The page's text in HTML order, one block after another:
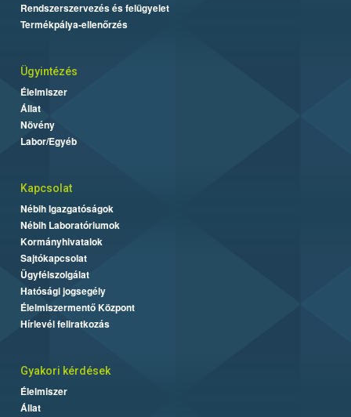
Rendszerszervezés és felügyelet
Termékpálya-ellenőrzés
Ügyintézés
Élelmiszer
Állat
Növény
Labor/Egyéb
Kapcsolat
Nébih Igazgatóságok
Nébih Laboratóriumok
Kormányhivatalok
Sajtókapcsolat
Ügyfélszolgálat
Hatósági jogsegély
Élelmiszermentő Központ
Hírlevél feliratkozás
Gyakori kérdések
Élelmiszer
Állat